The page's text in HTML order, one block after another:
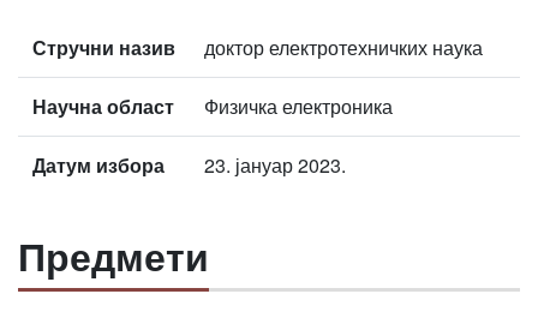
Стручни назив доктор електротехничких наука
Научна област Физичка електроника
Датум избора 23. јануар 2023.
Предмети